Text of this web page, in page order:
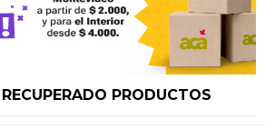
PRODUCTOS